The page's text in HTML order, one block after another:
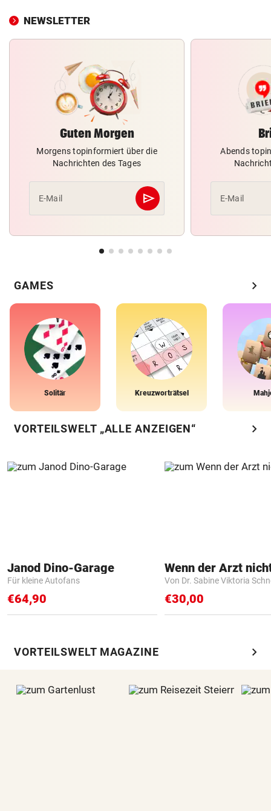
NEWSLETTER
Guten Morgen
Morgens topinformiert über die
Nachrichten des Tages
E-Mail send
Abschicken
Abends
E-Mail
GAMES chevron_right
Solitär Kreuzworträtsel
VORTEILSWELT „ALLE ANZEIGEN“ chevron_right
Janod Dino-Garage
Für kleine Autofans
€64,90
Von Dr. Sabine Viktoria
€30,00
VORTEILSWELT MAGAZINE chevron_right